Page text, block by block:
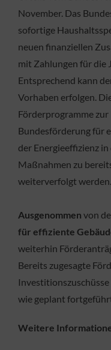
November. Das
sofortige
neuen finanziellen
mit Zahlungen für die
Entsprechend kann
Vorhaben erfolgen.
Förderprogramme
Bundesförderung für
der Energieeffizienz
Maßnahmen zu
weiterverfolgt werden.
Ausgenommen von
für effiziente
weiterhin
Bereits zugesagte
wie geplant
Weitere